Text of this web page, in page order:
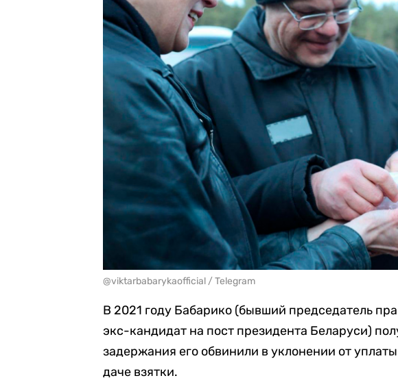
@viktarbabarykaofficial / Telegram
В 2021 году Бабарико (бывший председатель
экс-кандидат на пост президента Беларуси)
задержания его обвинили в уклонении от
даче взятки.